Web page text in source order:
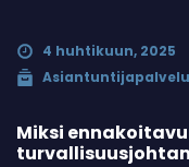
4 huhtikuun, 2025
Miksi